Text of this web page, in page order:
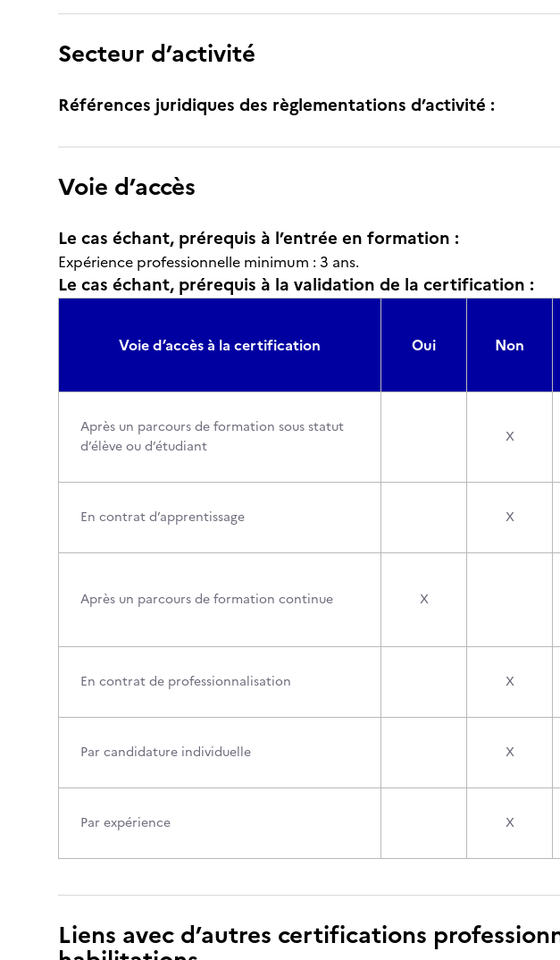
Secteur d’activité
Références juridiques des règlementations d’activité :
Voie d’accès
Le cas échant, prérequis à l’entrée en formation :
Expérience professionnelle minimum : 3 ans.
Le cas échant, prérequis à la validation de la certification :
Voie d’accès à la certification Oui Non
Après un parcours de formation sous statut
d’élève ou d’étudiant
X
En contrat d’apprentissage X
Après un parcours de formation continue X
En contrat de professionnalisation X
Par candidature individuelle X
Par expérience X
Liens avec d’autres certifications